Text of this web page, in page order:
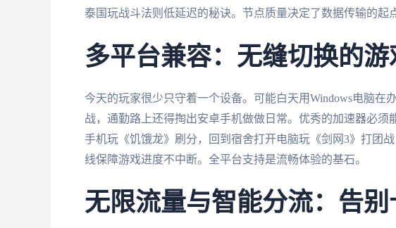
泰国玩战斗法则低延迟的秘诀。节点质量决定了数据传输的起
多平台兼容：无缝切换的游
今天的玩家很少只守着一个设备。可能白天用Windows电脑在
战，通勤路上还得掏出安卓手机做做日常。优秀的加速器必须
手机玩《饥饿龙》刷分，回到宿舍打开电脑玩《剑网3》打团
线保障游戏进度不中断。全平台支持是流畅体验的基石。
无限流量与智能分流：告